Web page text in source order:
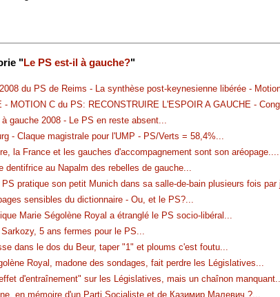
"Le PS est-il à gauche?"
du PS de Reims - La synthèse post-keynesienne libérée -
- MOTION C du PS: RECONSTRUIRE L'ESPOIR A GAUCHE -
gauche 2008 - Le PS en reste absent
- Claque magistrale pour l'UMP - PS/Verts = 58,4%
la France et les gauches d'accompagnement sont son aréopage.
dentifrice au Napalm des rebelles de gauche
pratique son petit Munich dans sa salle-de-bain plusieurs fois par
sensibles du dictionnaire - Ou, et le PS?
Marie Ségolène Royal a étranglé le PS socio-libéral
5 ans fermes pour le PS
dans le dos du Beur, taper "1" et ploums c'est foutu
Royal, madone des sondages, fait perdre les Législatives
d'entraînement" sur les Législatives, mais un chaînon manquant
en mémoire d'un Parti Socialiste et de Казимир Малевич ?